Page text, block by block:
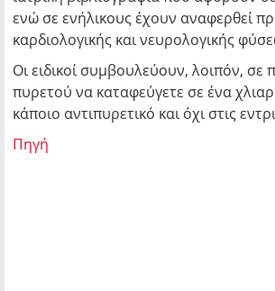
ενώ σε ενήλικους έχουν αναφερθεί
καρδιολογικής και νευρολογικής
Οι ειδικοί συμβουλεύουν, λοιπόν, σε
πυρετού να καταφεύγετε σε ένα
κάποιο αντιπυρετικό και όχι στις
Πηγή